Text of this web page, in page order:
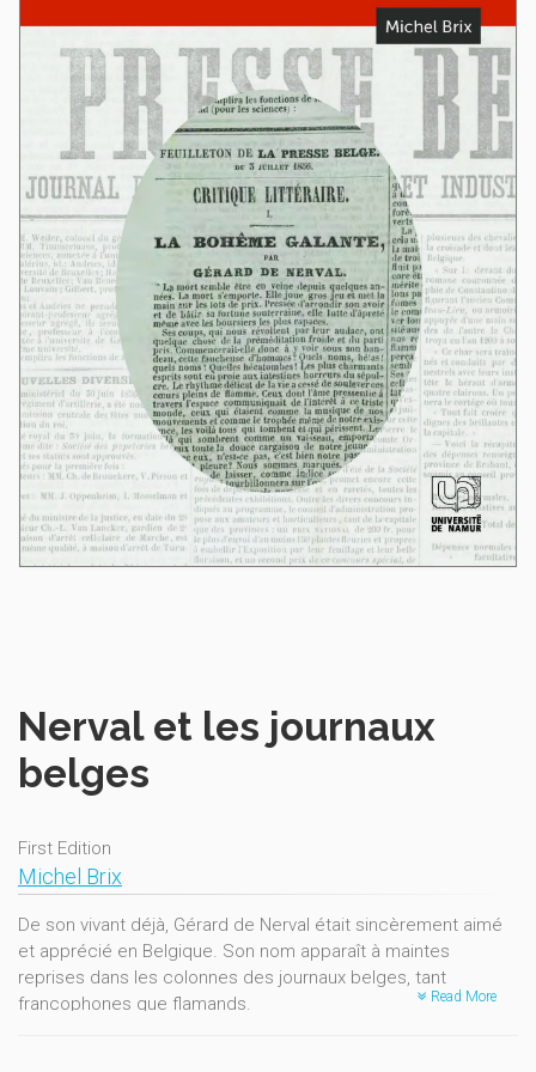
Nerval et les journaux
belges
First Edition
Michel Brix
De son vivant déjà, Gérard de Nerval était sincèrement aimé
et apprécié en Belgique. Son nom apparaît à maintes
reprises dans les colonnes des journaux belges, tant
francophones que flamands.
Read More